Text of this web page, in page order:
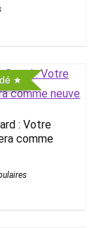
: Votre
comme